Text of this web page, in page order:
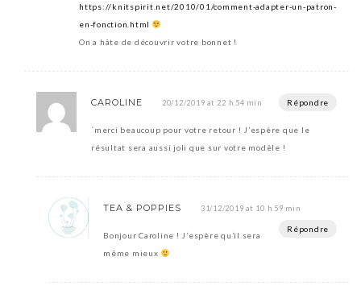
https://knitspirit.net/2010/01/comment-adapter-un-patron-
en-fonction.html
On a hâte de découvrir votre bonnet !
CAROLINE 20/12/2019 at 22 h 54 min Répondre
´merci beaucoup pour votre retour ! J’espère que le
résultat sera aussi joli que sur votre modèle !
TEA & POPPIES 31/12/2019 at 10 h 59 min
Répondre
Bonjour Caroline ! J’espère qu’il sera
même mieux